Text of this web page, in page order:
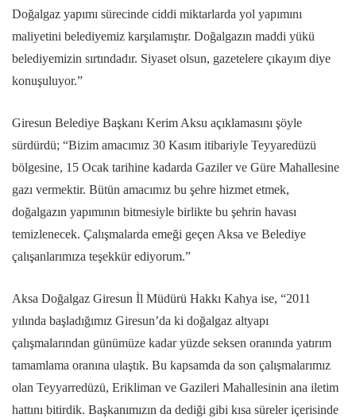
Doğalgaz yapımı sürecinde ciddi miktarlarda yol yapımını
maliyetini belediyemiz karşılamıştır. Doğalgazın maddi yükü
belediyemizin sırtındadır. Siyaset olsun, gazetelere çıkayım diye
konuşuluyor.”
Giresun Belediye Başkanı Kerim Aksu açıklamasını şöyle
sürdürdü; “Bizim amacımız 30 Kasım itibariyle Teyyaredüzü
bölgesine, 15 Ocak tarihine kadarda Gaziler ve Güre Mahallesine
gazı vermektir. Bütün amacımız bu şehre hizmet etmek,
doğalgazın yapımının bitmesiyle birlikte bu şehrin havası
temizlenecek. Çalışmalarda emeği geçen Aksa ve Belediye
çalışanlarımıza teşekkür ediyorum.”
Aksa Doğalgaz Giresun İl Müdürü Hakkı Kahya ise, “2011
yılında başladığımız Giresun’da ki doğalgaz altyapı
çalışmalarından günümüze kadar yüzde seksen oranında yatırım
tamamlama oranına ulaştık. Bu kapsamda da son çalışmalarımız
olan Teyyarredüzü, Erikliman ve Gazileri Mahallesinin ana iletim
hattını bitirdik. Başkanımızın da dediği gibi kısa süreler içerisinde